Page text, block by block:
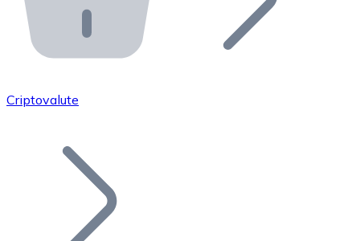
API Bitnovo
Integra la nostra API nel tuo ecosistema.
Unisciti alla nostra rete di rivenditori e
Aggiungi il token del tuo progetto al nostro servizio di
Criptovalute